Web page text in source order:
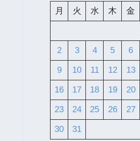
月 火 水 木 金
2 3 4 5 6
9 10 11 12 13
16 17 18 19 20
23 24 25 26 27
30
31